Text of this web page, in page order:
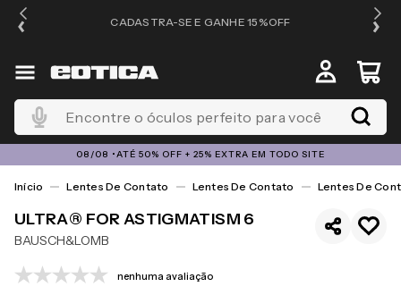
CADASTRA-SE E GANHE 15%OFF
Encontre o óculos perfeito para você
08/08 •ATÉ 50% OFF + 25% EXTRA EM TODO SITE
Lentes De Contato Lentes De Contato Lentes De
ULTRA® FOR ASTIGMATISM 6
BAUSCH&LOMB
nenhuma avaliação